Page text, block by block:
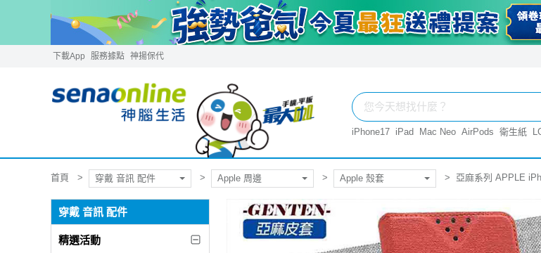
下載App 服務據點 神揚保代
iPhone17 iPad Mac Neo AirPods 衛生紙
首頁 穿戴 音訊 配件 Apple 周邊 Apple 殼套 亞麻系列 APPLE
穿戴 音訊 配件
精選活動